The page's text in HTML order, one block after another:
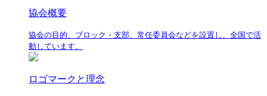
協会概要
協会の目的、ブロック・支部、常任委員会などを設置し、全国で活
動しています。
ロゴマークと理念